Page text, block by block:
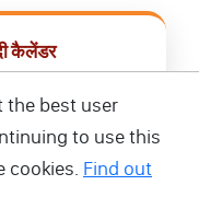
कैलेंडर
करें
the best user
to use this
cookies. Find out